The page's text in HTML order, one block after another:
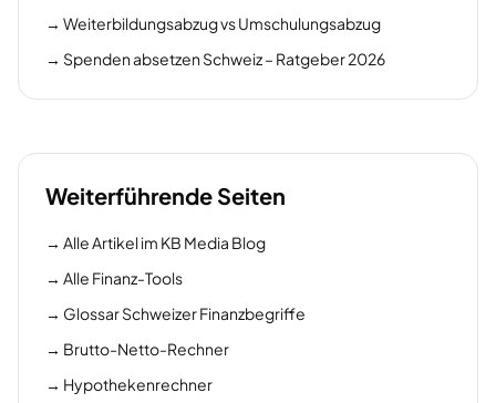
→ Weiterbildungsabzug vs Umschulungsabzug
→ Spenden absetzen Schweiz – Ratgeber 2026
Weiterführende Seiten
→ Alle Artikel im KB Media Blog
→ Alle Finanz-Tools
→ Glossar Schweizer Finanzbegriffe
→ Brutto-Netto-Rechner
→ Hypothekenrechner